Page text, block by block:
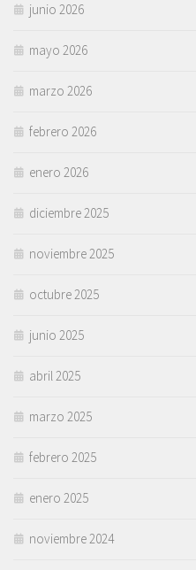
junio 2026
mayo 2026
marzo 2026
febrero 2026
enero 2026
diciembre 2025
noviembre 2025
octubre 2025
junio 2025
abril 2025
marzo 2025
febrero 2025
enero 2025
noviembre 2024